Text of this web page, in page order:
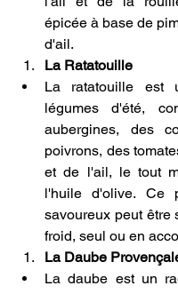
épicée à base de
d'ail.
La Ratatouille
La ratatouille est
légumes d'été,
aubergines, des
poivrons, des
et de l'ail, le tout
l'huile d'olive. Ce
savoureux peut être
froid, seul ou en
La Daube
La daube est un